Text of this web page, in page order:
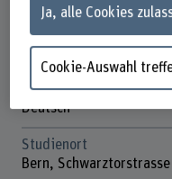
Kosten
CHF 2’000
Unterrichtssprache
Deutsch
Studienort
Bern,
Ja, alle Cookies
Cookie-Auswahl